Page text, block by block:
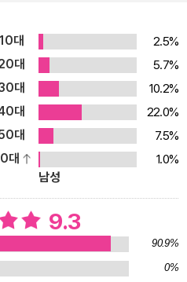
르기 때문에 이해하기가 쉽지 않은
한 개념들을 어떻게 설명하느냐에
다. 《차원이란 무엇인가?>는 0·1
차원과 시공, 브레인 같은 발전된
라 그림과 함께 설명함으로써, 사
이해할 수 있도록 구성했다. ● 머
를 그림으로 설명 4차원 이상의 세
래서 4차원 이상의 세계를 머릿속
학의 현장을 뛰어난 사진과 일러
지 Newton의 노하우는 ‘차원’에
시공 다이어그램, 초입방체, 브레
로써 눈에 보이지 않는 세계를 이
10대
2.5%
대
5.7%
대
10.2%
대
22.0%
대
7.5%
대
1.0%
남성
9.3
90.9%
0%